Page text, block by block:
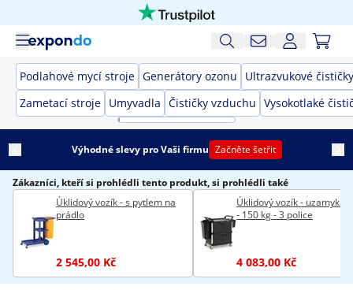
Podlahové mycí stroje Generátory ozonu
Ultrazvukové čističky
Zametací stroje Umyvadla Čističky vzduchu Vysokotlaké
Výhodné slevy pro Vaši firmu Začněte šetřit
Zákazníci, kteří si prohlédli tento produkt, si prohlédli také
Úklidový vozík - s pytlem na
prádlo
2 545,00 Kč
Úklidový vozík -
- 150 kg - 3 police
4 083,00 Kč